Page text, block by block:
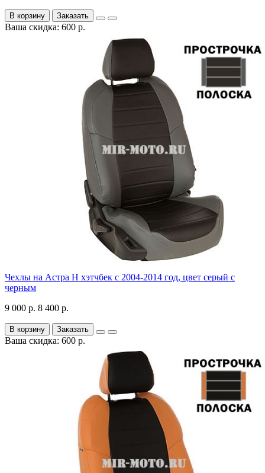
В корзину Заказать
Ваша скидка: 600 р.
Чехлы на Астра H хэтчбек с 2004-2014 год, цвет серый с
черным
9 000 р. 8 400 р.
В корзину Заказать
Ваша скидка: 600 р.